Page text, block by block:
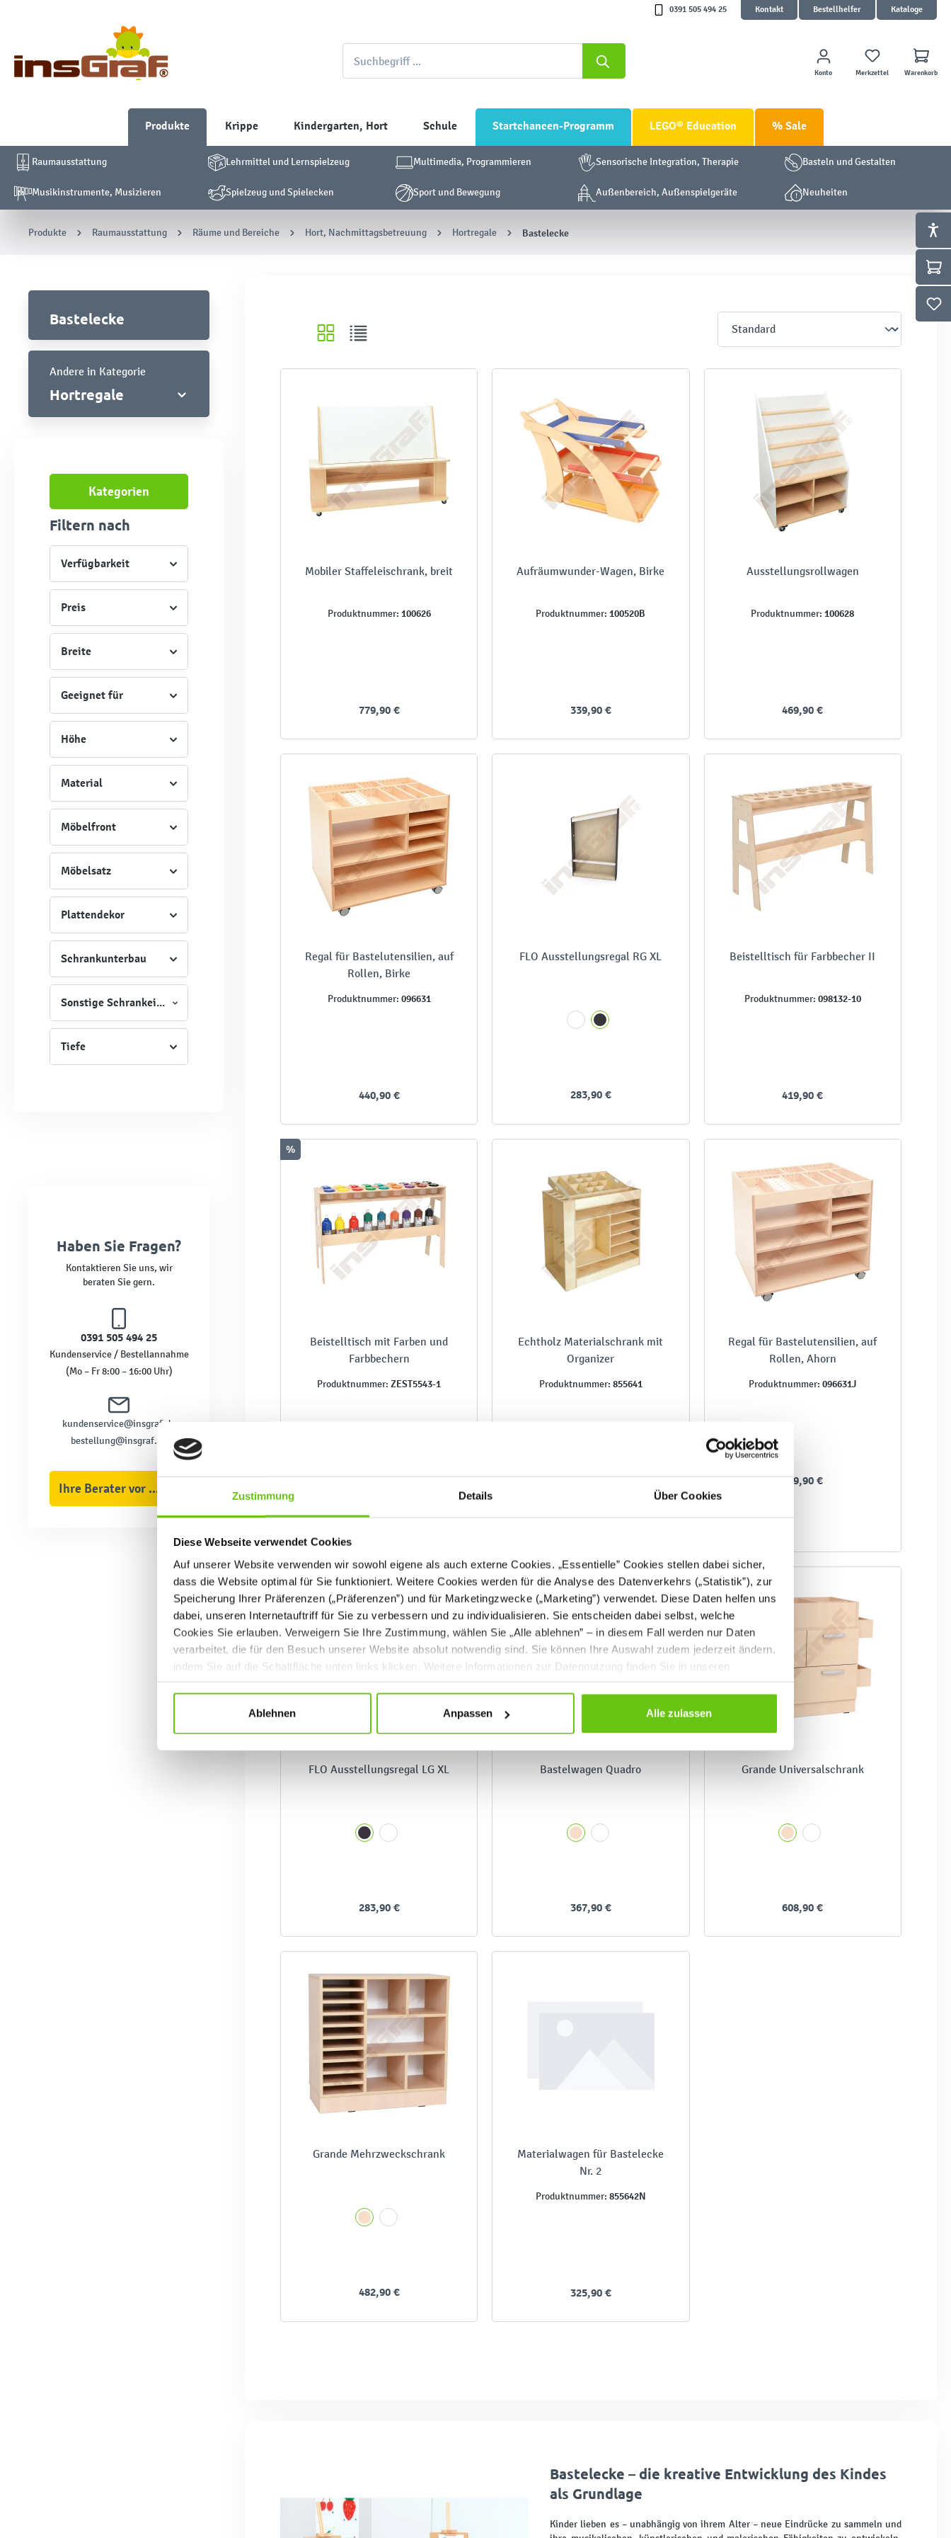
Zustimmung Details Über Cookies
Diese Webseite verwendet Cookies
Auf unserer Website verwenden wir sowohl eigene als auch externe Cookies. „Essentielle” Cookies stellen dabei sicher,
dass die Website optimal für Sie funktioniert. Weitere Cookies werden für die Analyse des Datenverkehrs („Statistik”), zur
Speicherung Ihrer Präferenzen („Präferenzen”) und für Marketingzwecke („Marketing”) verwendet. Diese Daten helfen uns
dabei, unseren Internetauftriff für Sie zu verbessern und zu individualisieren. Sie entscheiden dabei selbst, welche
Cookies Sie erlauben. Verweigern Sie Ihre Zustimmung, wählen Sie „Alle ablehnen” – in diesem Fall werden nur Daten
verarbeitet, die für den Besuch unserer Website absolut notwendig sind. Sie können Ihre Auswahl zudem jederzeit ändern,
indem Sie auf die Schaltfläche unten links klicken. Weitere Informationen zur Datennutzung finden Sie in unseren
Datenschutzrichtlinien.
Ablehnen Anpassen Alle zulassen
0391 505 494 25 Kontakt Bestellhelfer Kataloge
Konto Merkzettel Warenkorb
Produkte Krippe Kindergarten, Hort Schule Startchancen-Programm LEGO® Education % Sale
Raumausstattung Lehrmittel und Lernspielzeug Multimedia, Programmieren Sensorische Integration, Therapie Basteln und Gestalten
Musikinstrumente, Musizieren Spielzeug und Spielecken Sport und Bewegung Außenbereich, Außenspielgeräte Neuheiten
Produkte Raumausstattung Räume und Bereiche Hort, Nachmittagsbetreuung Hortregale Bastelecke
Bastelecke
Andere in Kategorie
Hortregale
Kategorien
Filtern nach
Verfügbarkeit
Preis
Breite
Geeignet für
Höhe
Material
Möbelfront
Möbelsatz
Plattendekor
Schrankunterbau
Sonstige Schrankeigenschaften
Tiefe
Haben Sie Fragen?
Kontaktieren Sie uns, wir
beraten Sie gern.
0391 505 494 25
Kundenservice / Bestellannahme
(Mo – Fr 8:00 – 16:00 Uhr)
kundenservice@insgraf.de
bestellung@insgraf.de
Ihre Berater vor Ort
Mobiler Staffeleischrank, breit
Produktnummer: 100626
779,90 €
Aufräumwunder-Wagen, Birke
Produktnummer: 100520B
339,90 €
Ausstellungsrollwagen
Produktnummer: 100628
469,90 €
Regal für Bastelutensilien, auf
Rollen, Birke
Produktnummer: 096631
440,90 €
FLO Ausstellungsregal RG XL
283,90 €
Beistelltisch für Farbbecher II
Produktnummer: 098132-10
419,90 €
%
Beistelltisch mit Farben und
Farbbechern
Produktnummer: ZEST5543-1
479,90 € 491,10 €
491,10 €
Echtholz Materialschrank mit
Organizer
Produktnummer: 855641
909,90 €
Regal für Bastelutensilien, auf
Rollen, Ahorn
Produktnummer: 096631J
419,90 €
FLO Ausstellungsregal LG XL
283,90 €
Bastelwagen Quadro
367,90 €
Grande Universalschrank
608,90 €
Grande Mehrzweckschrank
482,90 €
Materialwagen für Bastelecke
Nr. 2
Produktnummer: 855642N
325,90 €
Bastelecke – die kreative Entwicklung des Kindes
als Grundlage
Kinder lieben es – unabhängig von ihrem Alter – neue Eindrücke zu sammeln und